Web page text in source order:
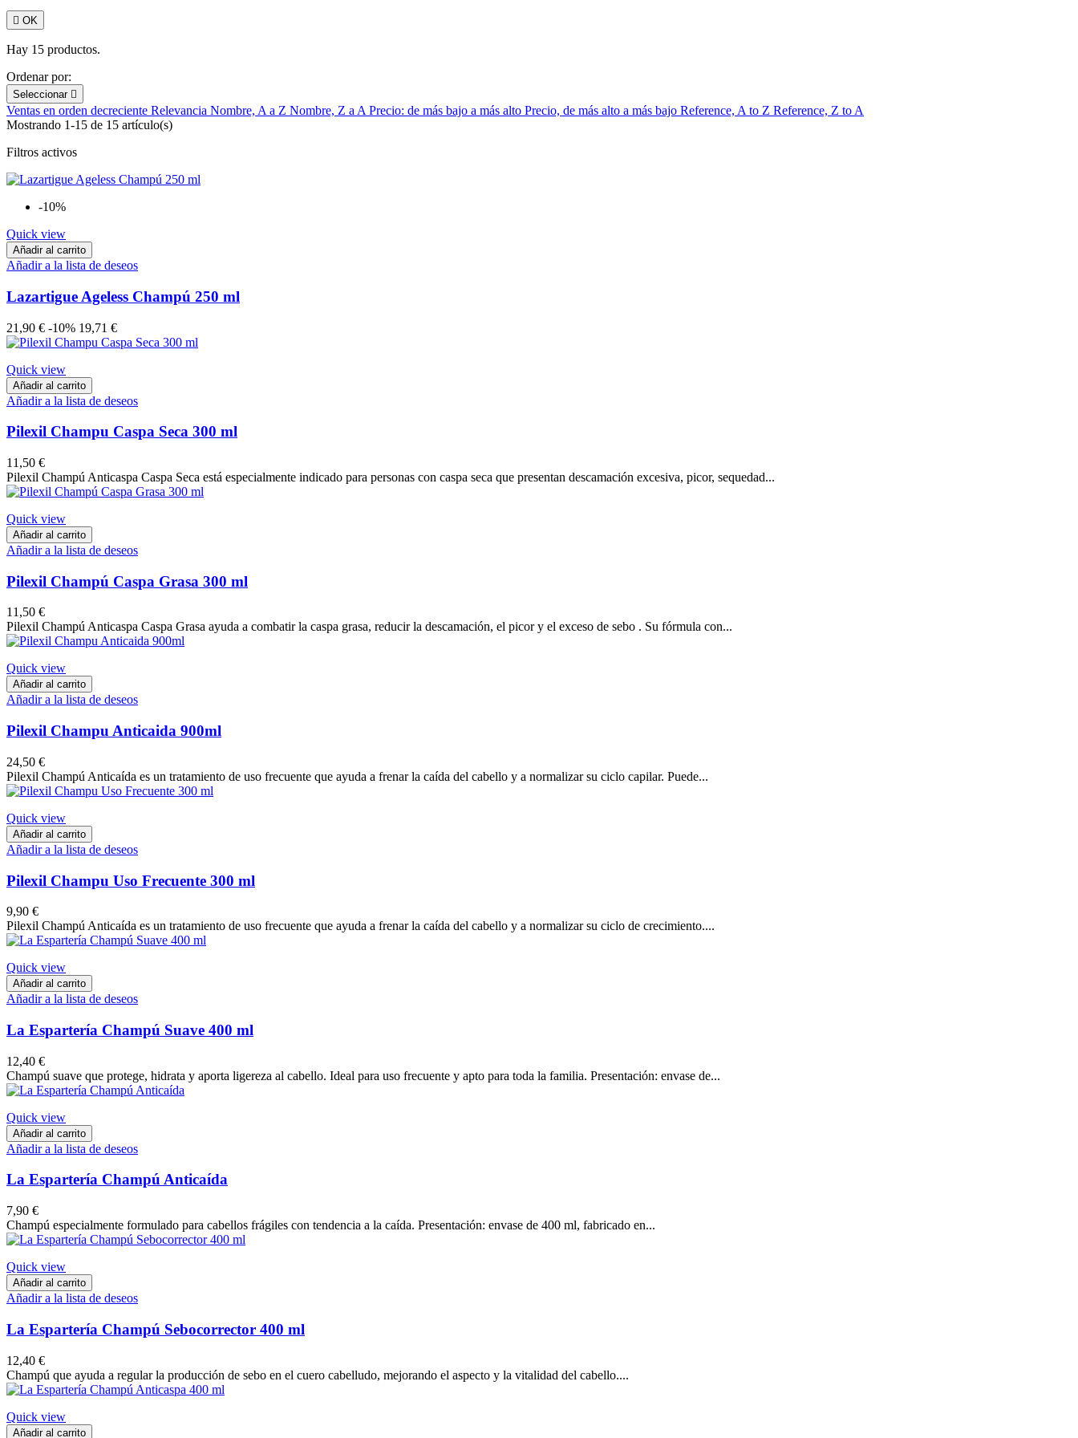
 OK
Hay 15 productos.
Ordenar por:
Seleccionar 
Ventas en orden decreciente Relevancia Nombre, A a Z Nombre, Z a A Precio: de más bajo a más alto Precio, de más alto a más bajo Reference, A to Z Reference, Z to A
Mostrando 1-15 de 15 artículo(s)
Filtros activos
-10%
Quick view
Añadir al carrito
Añadir a la lista de deseos
Lazartigue Ageless Champú 250 ml
21,90 € -10% 19,71 €
Quick view
Añadir al carrito
Añadir a la lista de deseos
Pilexil Champu Caspa Seca 300 ml
11,50 €
Pilexil Champú Anticaspa Caspa Seca está especialmente indicado para personas con caspa seca que presentan descamación excesiva, picor, sequedad...
Quick view
Añadir al carrito
Añadir a la lista de deseos
Pilexil Champú Caspa Grasa 300 ml
11,50 €
Pilexil Champú Anticaspa Caspa Grasa ayuda a combatir la caspa grasa, reducir la descamación, el picor y el exceso de sebo . Su fórmula con...
Quick view
Añadir al carrito
Añadir a la lista de deseos
Pilexil Champu Anticaida 900ml
24,50 €
Pilexil Champú Anticaída es un tratamiento de uso frecuente que ayuda a frenar la caída del cabello y a normalizar su ciclo capilar. Puede...
Quick view
Añadir al carrito
Añadir a la lista de deseos
Pilexil Champu Uso Frecuente 300 ml
9,90 €
Pilexil Champú Anticaída es un tratamiento de uso frecuente que ayuda a frenar la caída del cabello y a normalizar su ciclo de crecimiento....
Quick view
Añadir al carrito
Añadir a la lista de deseos
La Espartería Champú Suave 400 ml
12,40 €
Champú suave que protege, hidrata y aporta ligereza al cabello. Ideal para uso frecuente y apto para toda la familia. Presentación: envase de...
Quick view
Añadir al carrito
Añadir a la lista de deseos
La Espartería Champú Anticaída
7,90 €
Champú especialmente formulado para cabellos frágiles con tendencia a la caída. Presentación: envase de 400 ml, fabricado en...
Quick view
Añadir al carrito
Añadir a la lista de deseos
La Espartería Champú Sebocorrector 400 ml
12,40 €
Champú que ayuda a regular la producción de sebo en el cuero cabelludo, mejorando el aspecto y la vitalidad del cabello....
Quick view
Añadir al carrito